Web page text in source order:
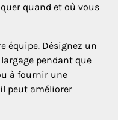
quand et où vous
équipe. Désignez un
pendant que
à fournir une
peut améliorer